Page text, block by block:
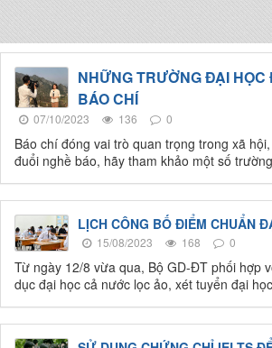
NHỮNG TRƯỜNG ĐẠI HỌC
BÁO CHÍ
07/10/2023 136 0
Báo chí đóng vai trò quan trọng trong xã
đuổi nghề báo, hãy tham khảo một số
LỊCH CÔNG BỐ ĐIỂM CHUẨN
15/08/2023 168 0
Từ ngày 12/8 vừa qua, Bộ GD-ĐT phối hợp
dục đại học cả nước lọc ảo, xét tuyển đại